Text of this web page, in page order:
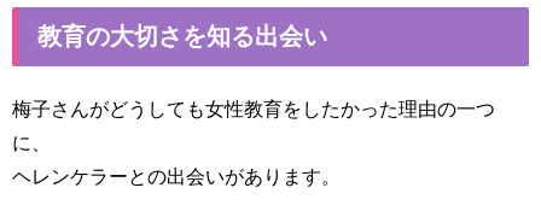
教育の大切さを知る出会い
梅子さんがどうしても女性教育をしたかった理由の一つ
に、
ヘレンケラーとの出会いがあります。